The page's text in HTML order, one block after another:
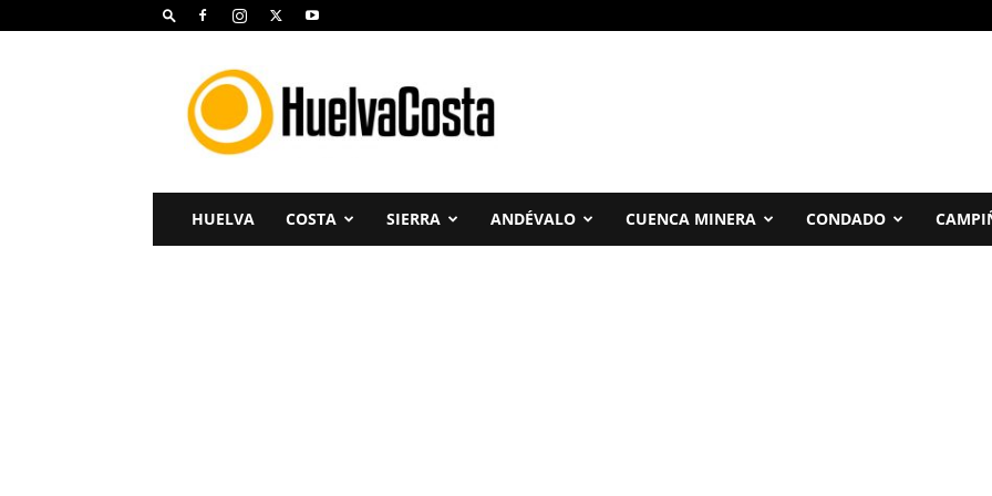
Huelva
Costa
HUELVA COSTA SIERRA ANDÉVALO CUENCA MINERA CONDADO